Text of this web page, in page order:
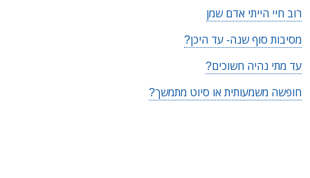
רוב חיי הייתי אדם שמן
מסיבות סוף שנה- עד היכן?
עד מתי נהיה חשוכים?
חופשה משמעותית או סיוט מתמשך?